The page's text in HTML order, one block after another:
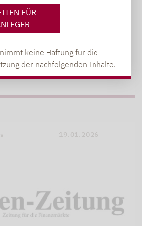
FÜR
keine Haftung für die
der nachfolgenden Inhalte.
DAS BESTE
Comeback, nachdem
19.01.2026